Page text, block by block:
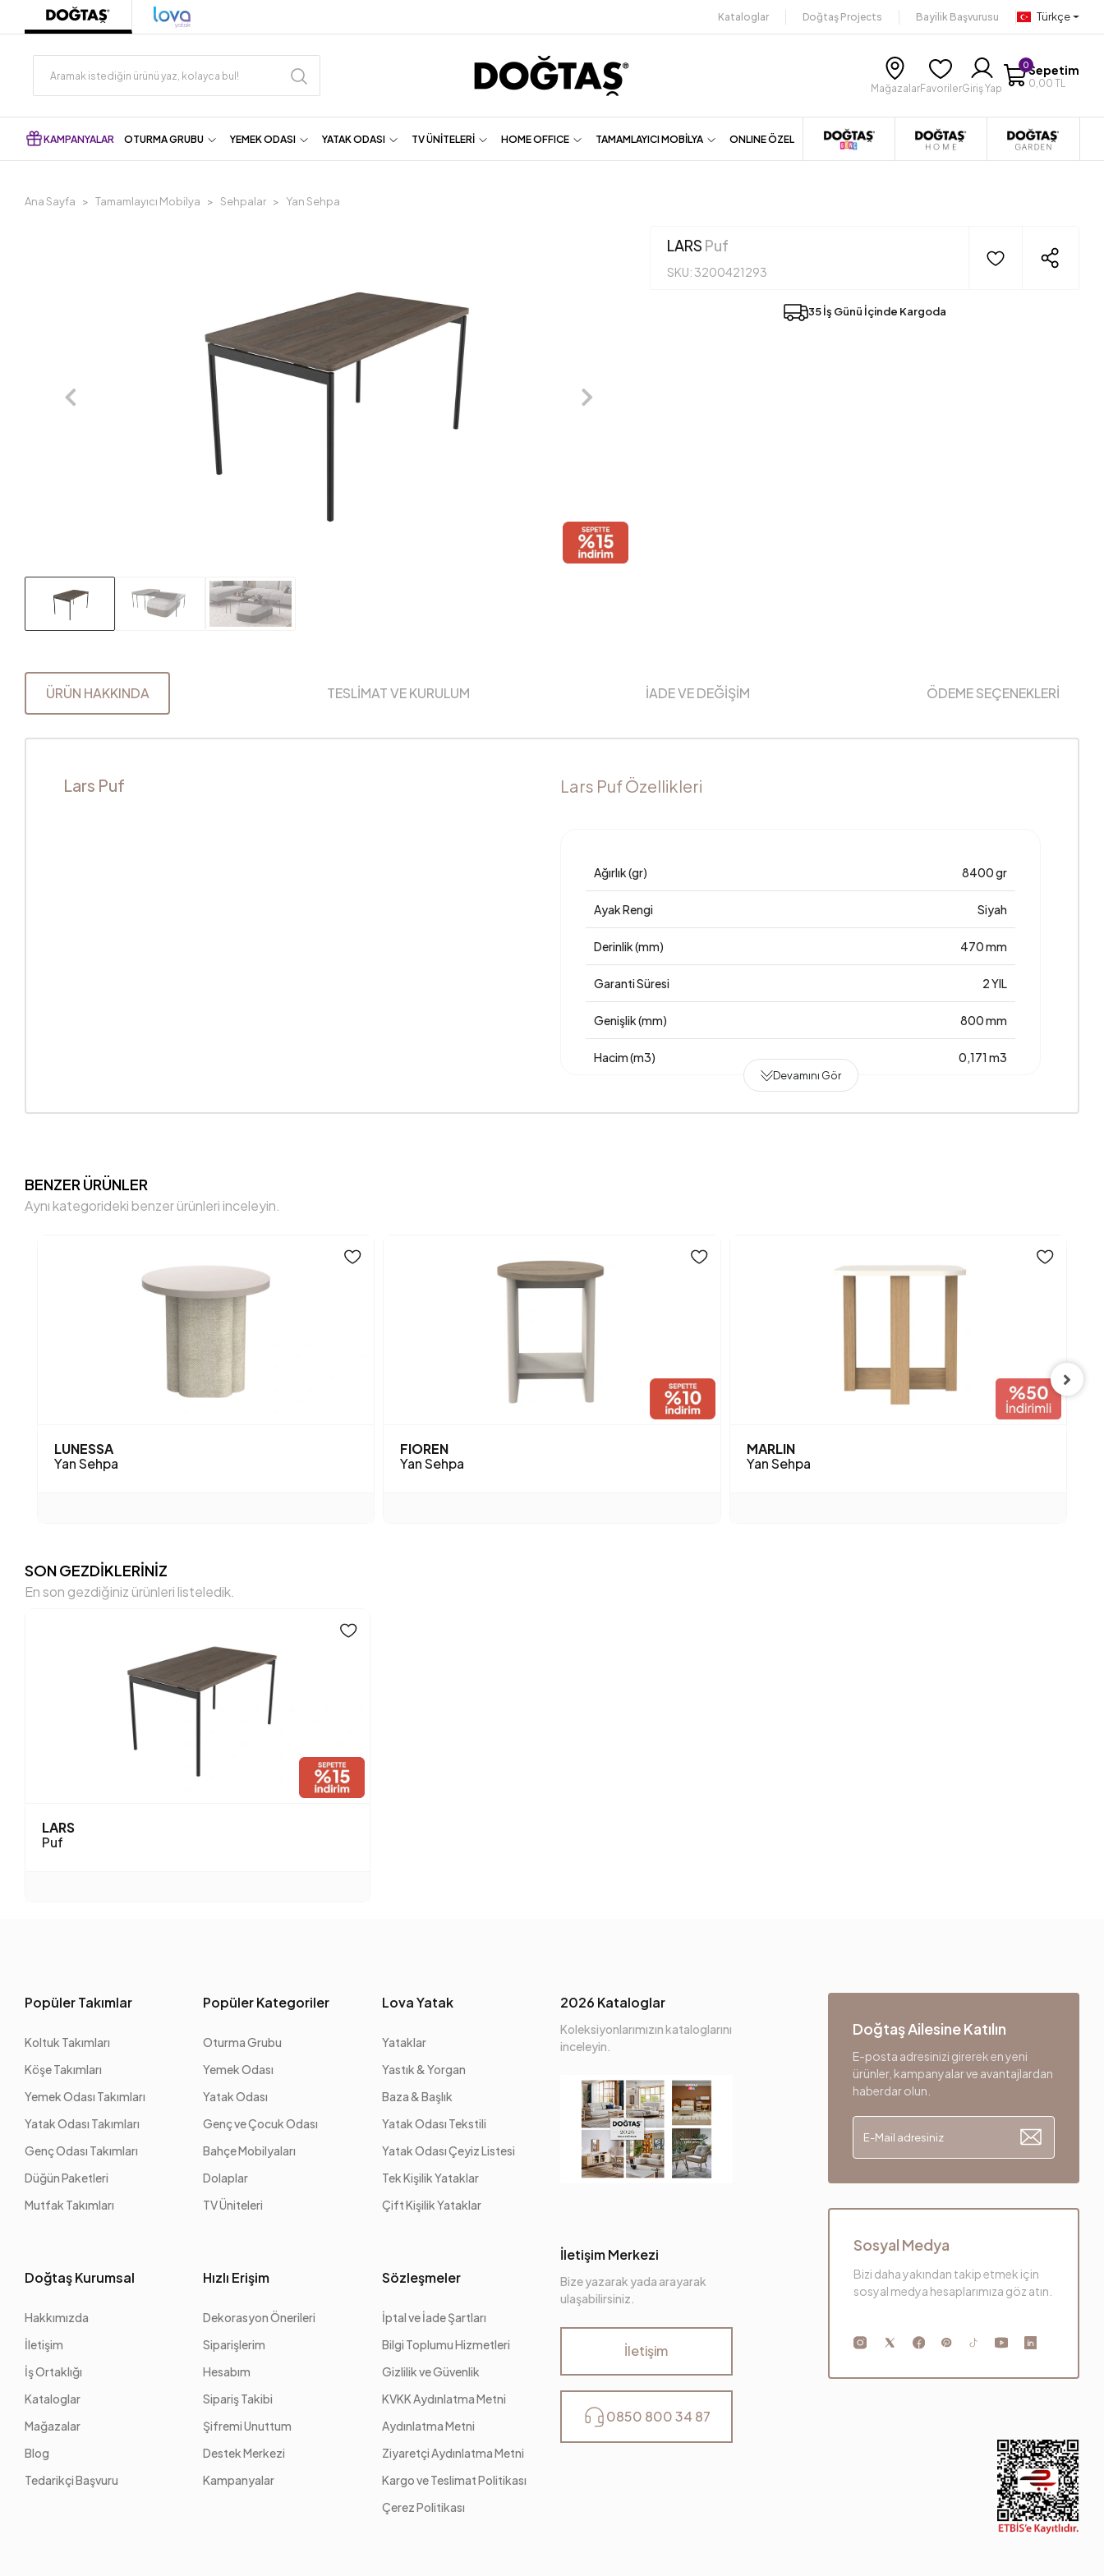
Kataloglar Doğtaş Projects Bayilik Başvurusu Türkçe
MağazalarFavorilerGiriş Yap
0Sepetim
0,00 TL
KAMPANYALAR OTURMA GRUBU YEMEK ODASI YATAK ODASI TV ÜNİTELERİ HOME OFFICE TAMAMLAYICI MOBİLYA ONLINE ÖZEL
Ana Sayfa Tamamlayıcı Mobilya Sehpalar Yan Sehpa
LARS Puf
SKU: 3200421293
35 İş Günü İçinde Kargoda
ÜRÜN HAKKINDA TESLİMAT VE KURULUM İADE VE DEĞİŞİM ÖDEME SEÇENEKLERİ
Lars Puf Lars Puf Özellikleri
Ağırlık (gr) 8400 gr
Ayak Rengi Siyah
Derinlik (mm) 470 mm
Garanti Süresi 2 YIL
Genişlik (mm) 800 mm
Hacim (m3) 0,171 m3
Devamını Gör
BENZER ÜRÜNLER
Aynı kategorideki benzer ürünleri inceleyin.
LUNESSA
Yan Sehpa
FIOREN
Yan Sehpa
MARLIN
Yan Sehpa
SON GEZDİKLERİNİZ
En son gezdiğiniz ürünleri listeledik.
LARS
Puf
Popüler Takımlar
Koltuk Takımları
Köşe Takımları
Yemek Odası Takımları
Yatak Odası Takımları
Genç Odası Takımları
Düğün Paketleri
Mutfak Takımları
Popüler Kategoriler
Oturma Grubu
Yemek Odası
Yatak Odası
Genç ve Çocuk Odası
Bahçe Mobilyaları
Dolaplar
TV Üniteleri
Lova Yatak
Yataklar
Yastık & Yorgan
Baza & Başlık
Yatak Odası Tekstili
Yatak Odası Çeyiz Listesi
Tek Kişilik Yataklar
Çift Kişilik Yataklar
Doğtaş Kurumsal
Hakkımızda
İletişim
İş Ortaklığı
Kataloglar
Mağazalar
Blog
Tedarikçi Başvuru
Hızlı Erişim
Dekorasyon Önerileri
Siparişlerim
Hesabım
Sipariş Takibi
Şifremi Unuttum
Destek Merkezi
Kampanyalar
Sözleşmeler
İptal ve İade Şartları
Bilgi Toplumu Hizmetleri
Gizlilik ve Güvenlik
KVKK Aydınlatma Metni
Aydınlatma Metni
Ziyaretçi Aydınlatma Metni
Kargo ve Teslimat Politikası
Çerez Politikası
2026 Kataloglar
Koleksiyonlarımızın kataloglarını
inceleyin.
İletişim Merkezi
Bize yazarak yada arayarak
ulaşabilirsiniz.
İletişim
0850 800 34 87
Doğtaş Ailesine Katılın
E-posta adresinizi girerek en yeni
ürünler, kampanyalar ve avantajlardan
haberdar olun.
Sosyal Medya
Bizi daha yakından takip etmek için
sosyal medya hesaplarımıza göz atın.